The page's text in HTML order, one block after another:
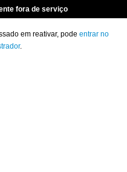
fora de serviço
em reativar, pode entrar no
.